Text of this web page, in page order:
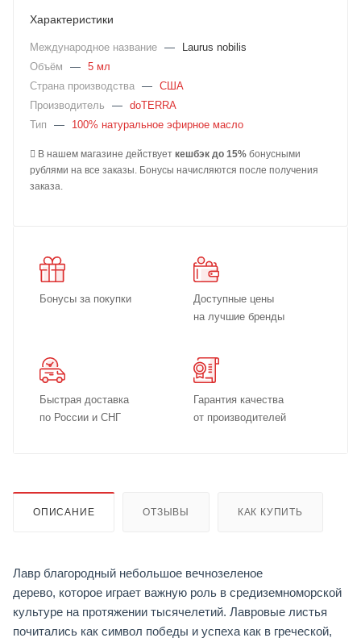
Характеристики
Международное название —
Laurus nobilis
Объём
— 5 мл
Страна производства — США
Производитель
— doTERRA
Тип
— 100% натуральное эфирное масло
В нашем магазине действует кешбэк до 15% бонусными
рублями на все заказы. Бонусы начисляются после получения
заказа.
Бонусы за покупки
Доступные цены
на лучшие бренды
Быстрая доставка
по России и СНГ
Гарантия качества
от производителей
ОПИСАНИЕ ОТЗЫВЫ КАК КУПИТЬ
Лавр благородный небольшое вечнозеленое
дерево, которое играет важную роль в средиземноморской
культуре на протяжении тысячелетий. Лавровые листья
почитались как символ победы и успеха как в греческой,